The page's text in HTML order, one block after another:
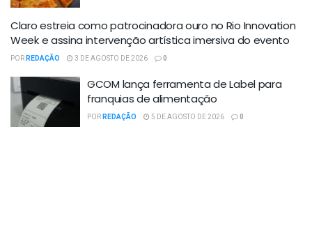
Claro estreia como patrocinadora ouro no Rio Innovation
Week e assina intervenção artística imersiva do evento
PORREDAÇÃO 3 DE AGOSTO DE 2026 0
GCOM lança ferramenta de Label para
franquias de alimentação
PORREDAÇÃO 5 DE AGOSTO DE 2026 0